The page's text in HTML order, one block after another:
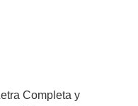
Completa y